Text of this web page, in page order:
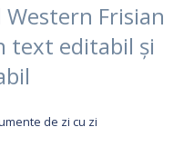
Frisian
text editabil și
de zi cu zi